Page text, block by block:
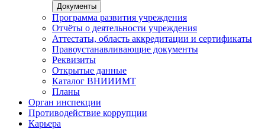
Документы
Программа развития учреждения
Отчёты о деятельности учреждения
Аттестаты, область аккредитации и сертификаты
Правоустанавливающие документы
Реквизиты
Открытые данные
Каталог ВНИИИМТ
Планы
Орган инспекции
Противодействие коррупции
Карьера